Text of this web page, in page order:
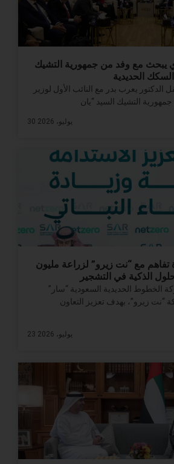
يبحث مع وفد من جمهورية التشيك
الحديدية
الدكتور يعرب بدر مع النائب الأول لوزير
جمهورية التشيك السيد “يان
30 يوليو، 2026
تفاهم مع “نت زيرو” لزراعة مليون
الذكية في التشجير
الخطوط الحديدية السعودية “سار”
“نت زيرو”، بهدف تعزيز التعاون
23 يوليو، 2026